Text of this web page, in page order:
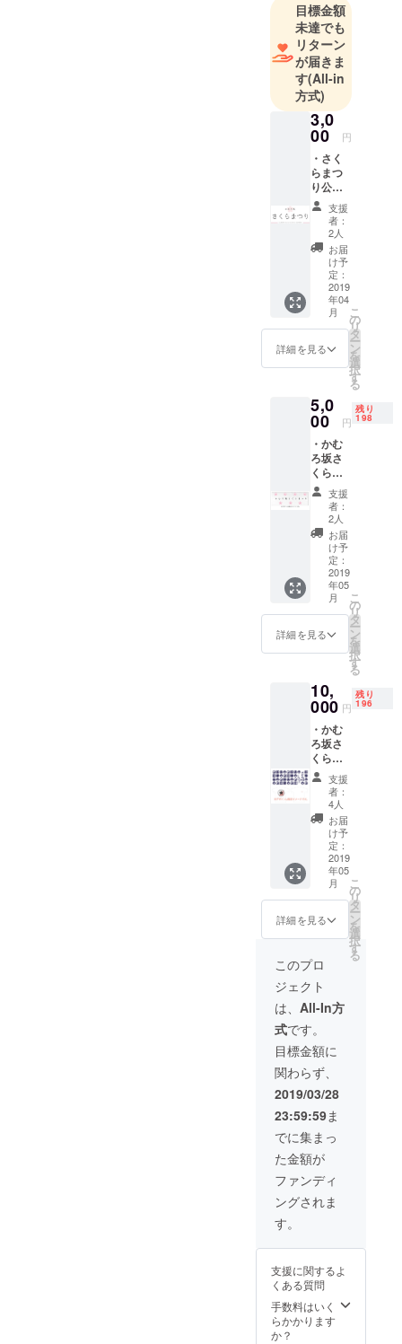
す。
沢山の方の
笑顔が見ら
れるよう全
力で、準備
しておりま
是非お越し
ください！
目標金額
未達でも
リターン
が届きま
す(All-in
方式)
3,0
00 円
・さく
らまつ
り公式
ホーム
ページ
にて氏
名掲載
・お礼
本的に
はサイ
トに継
続して
掲載す
る予定
ですが
証期間
は2020
年3月末
までに
なりま
す。 ※
支援
時、必
ず備考
欄にご
希望の
お名前
をご記
入くだ
さい。
記入の
ない場
CAMPF
ユー
ザー名
を掲載
いたし
ます。
ご了承
くださ
い。
支援
者：
2人
お届
け予
定：
2019
年04
月
詳細を見る
こ
の
リ
タ
ー
ン
を
選
択
す
る
5,0
00 円
残り
198
・かむ
ろ坂さ
くらま
つり公
式ホー
ムペー
ジにて
氏名掲
礼状 ・
オリジ
ナルス
ポーツ
タオル
※デザイ
ンは決
ご連絡
いたし
ます。
（画像
はイ
メー
ジ） ※
基本的
にはサ
イトに
継続し
て掲載
する予
定です
が掲載
保証期
間は
7月末ま
でにな
りま
す。 ※
支援
時、必
ず備考
欄にご
希望の
お名前
をご記
入くだ
さい。
記入の
ない場
合は
CAMPF
IREの
ユー
いたし
ます。
ご了承
くださ
い。
支援
者：
2人
お届
け予
定：
2019
年05
月
詳細を見る
こ
の
リ
タ
ー
ン
を
選
択
す
る
10,
000 円
残り
196
・かむ
ろ坂さ
くらま
つり公
式ホー
ムペー
ジにて
氏名掲
礼状 ・
オリジ
ナルス
ポーツ
タオル
・オリ
ジナルT
シャツ
（サイ
ズをS・
M・Lの
中から
お選び
頂き、
備考欄
にご記
入くだ
さ
い。）
※基本的
にはサ
イトに
継続し
て掲載
する予
保証期
2020年
3月末ま
でにな
りま
す。 ※
支援
者：
4人
お届
け予
定：
2019
年05
月
詳細を見る
こ
の
リ
タ
ー
ン
を
選
択
す
る
このプロ
ジェクト
は、 All-In方
式です。
目標金額に
関わらず、
2019/03/28
23:59:59ま
でに集まっ
た金額が
ファンディ
ングされま
す。
支援に関するよ
くある質問
手数料はいく
らかかります
か？